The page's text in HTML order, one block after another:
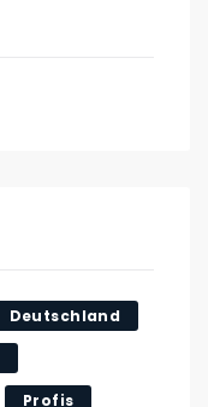
Deutschland
Profis